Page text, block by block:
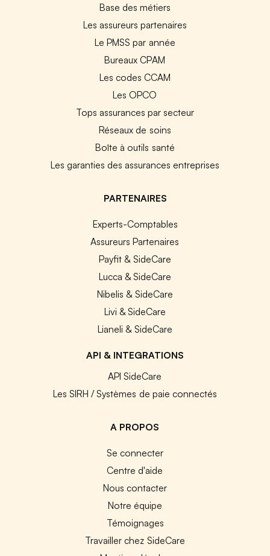
Base des métiers
Les assureurs partenaires
Le PMSS par année
Bureaux CPAM
Les codes CCAM
Les OPCO
Tops assurances par secteur
Réseaux de soins
Boîte à outils santé
Les garanties des assurances entreprises
PARTENAIRES
Experts-Comptables
Assureurs Partenaires
Payfit & SideCare
Lucca & SideCare
Nibelis & SideCare
Livi & SideCare
Lianeli & SideCare
API & INTEGRATIONS
API SideCare
Les SIRH / Systèmes de paie connectés
A PROPOS
Se connecter
Centre d'aide
Nous contacter
Notre équipe
Témoignages
Travailler chez SideCare